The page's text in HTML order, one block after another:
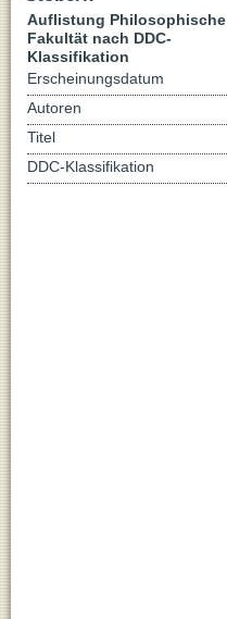
Auflistung Philosophische
Fakultät nach DDC-
Klassifikation
Erscheinungsdatum
Autoren
Titel
DDC-Klassifikation